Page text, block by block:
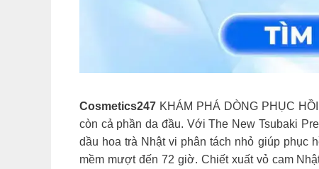
Cosmetics247 KHÁM PHÁ DÒNG PHỤC
còn cả phần da đầu. Với The New Tsubaki
dầu hoa trà Nhật vi phân tách nhỏ giúp phục
mềm mượt đến 72 giờ. Chiết xuất vỏ cam